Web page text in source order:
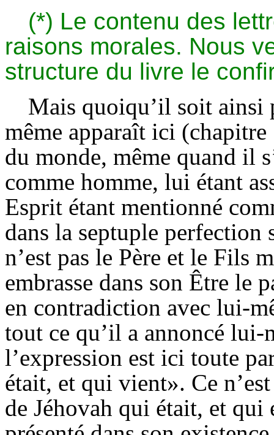
(*) Le contenu des
raisons morales. Nous
structure du livre le
Mais quoiqu’il soit ainsi
même apparaît ici
du monde, même quand il
comme homme, lui étant
Esprit étant mentionné
dans la septuple perfection
n’est pas le Père et le Fils
embrasse dans son Être le
en contradiction avec lui-
tout ce qu’il a annoncé lui-
l’expression est ici toute
était, et qui vient». Ce
de Jéhovah qui était, et qui